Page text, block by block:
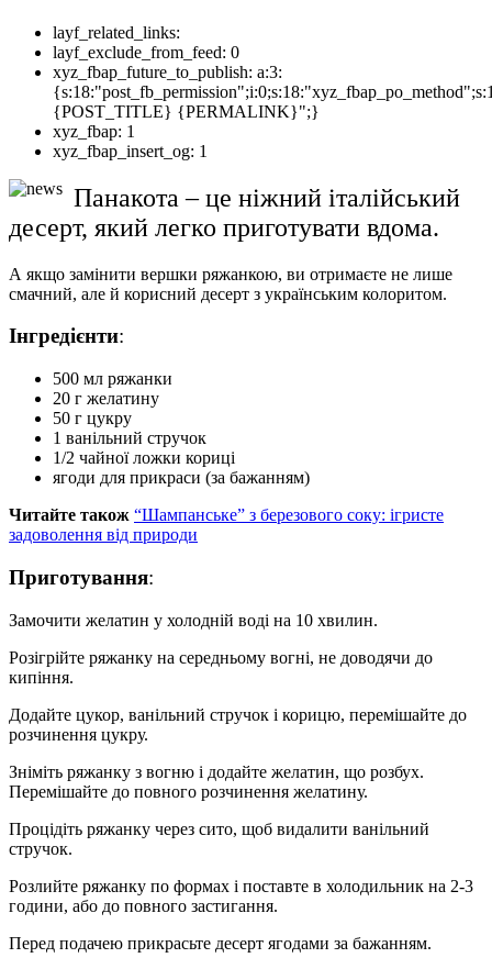
layf_related_links:
layf_exclude_from_feed: 0
xyz_fbap_future_to_publish: a:3:
{POST_TITLE} {PERMALINK}";}
xyz_fbap: 1
xyz_fbap_insert_og: 1
Панакота – це ніжний італійський
десерт, який легко приготувати вдома.
А якщо замінити вершки ряжанкою, ви отримаєте не лише
смачний, але й корисний десерт з українським колоритом.
Інгредієнти:
500 мл ряжанки
20 г желатину
50 г цукру
1 ванільний стручок
1/2 чайної ложки кориці
ягоди для прикраси (за бажанням)
Читайте також “Шампанське” з березового соку: ігристе
задоволення від природи
Приготування:
Замочити желатин у холодній воді на 10 хвилин.
Розігрійте ряжанку на середньому вогні, не доводячи до
кипіння.
Додайте цукор, ванільний стручок і корицю, перемішайте до
розчинення цукру.
Зніміть ряжанку з вогню і додайте желатин, що розбух.
Перемішайте до повного розчинення желатину.
Процідіть ряжанку через сито, щоб видалити ванільний
стручок.
Розлийте ряжанку по формах і поставте в холодильник на 2-3
години, або до повного застигання.
Перед подачею прикрасьте десерт ягодами за бажанням.